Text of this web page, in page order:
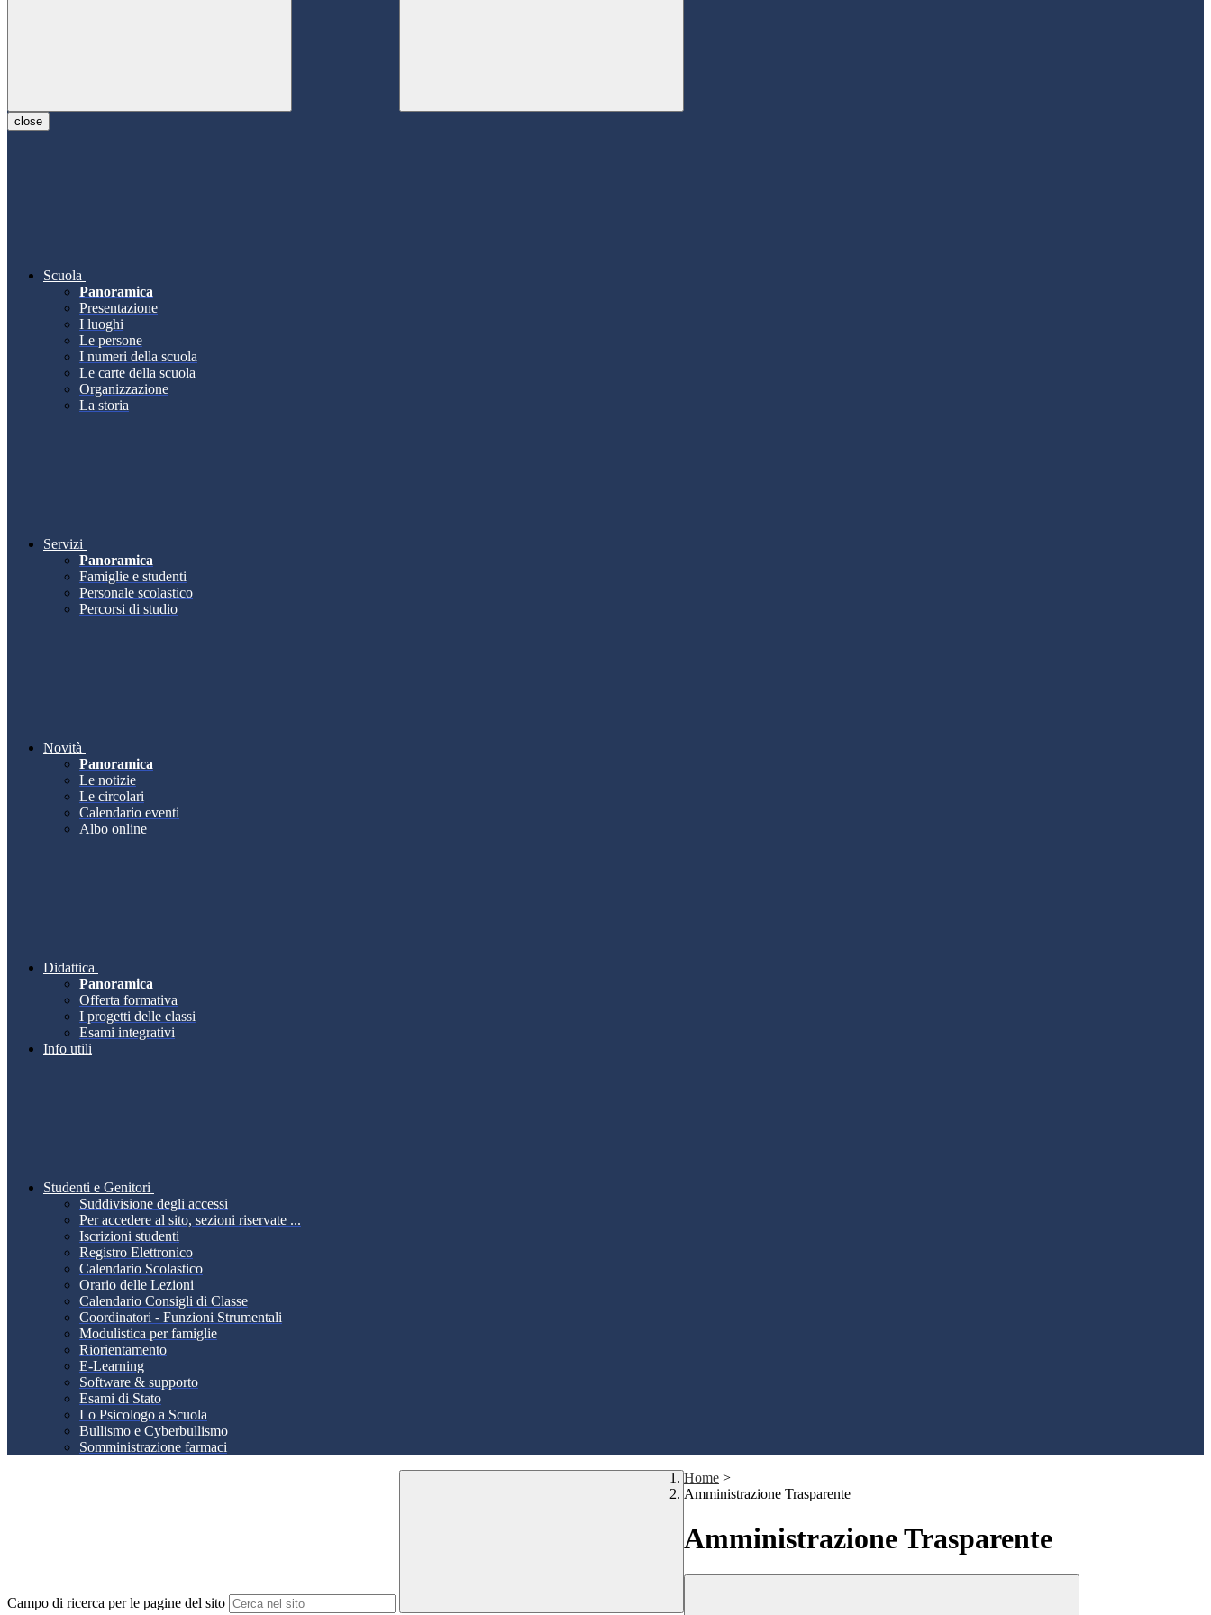
close
Scuola
Panoramica
Presentazione
I luoghi
Le persone
I numeri della scuola
Le carte della scuola
Organizzazione
La storia
Servizi
Panoramica
Famiglie e studenti
Personale scolastico
Percorsi di studio
Novità
Panoramica
Le notizie
Le circolari
Calendario eventi
Albo online
Didattica
Panoramica
Offerta formativa
I progetti delle classi
Esami integrativi
Info utili
Studenti e Genitori
Suddivisione degli accessi
Per accedere al sito, sezioni riservate ...
Iscrizioni studenti
Registro Elettronico
Calendario Scolastico
Orario delle Lezioni
Calendario Consigli di Classe
Coordinatori - Funzioni Strumentali
Modulistica per famiglie
Riorientamento
E-Learning
Software & supporto
Esami di Stato
Lo Psicologo a Scuola
Bullismo e Cyberbullismo
Somministrazione farmaci
Campo di ricerca per le pagine del sito
Home >
Amministrazione Trasparente
Amministrazione Trasparente